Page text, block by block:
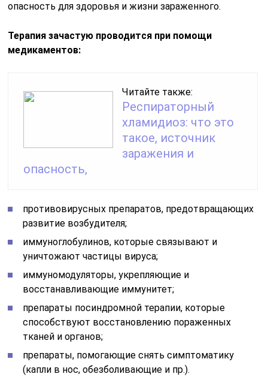
опасность для здоровья и жизни зараженного.
Терапия зачастую проводится при помощи
медикаментов:
Читайте также:
Респираторный
хламидиоз: что это
такое, источник
заражения и
опасность,
противовирусных препаратов, предотвращающих
развитие возбудителя;
иммуноглобулинов, которые связывают и
уничтожают частицы вируса;
иммуномодуляторы, укрепляющие и
восстанавливающие иммунитет;
препараты посиндромной терапии, которые
способствуют восстановлению пораженных
тканей и органов;
препараты, помогающие снять симптоматику
(капли в нос, обезболивающие и пр.).